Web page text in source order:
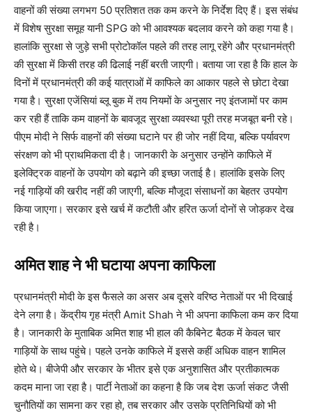
वाहनों की संख्या लगभग 50 प्रतिशत तक कम करने के निर्देश दिए हैं। इस संबंध
में विशेष सुरक्षा समूह यानी SPG को भी आवश्यक बदलाव करने को कहा गया है।
हालांकि सुरक्षा से जुड़े सभी प्रोटोकॉल पहले की तरह लागू रहेंगे और प्रधानमंत्री
की सुरक्षा में किसी तरह की ढिलाई नहीं बरती जाएगी। बताया जा रहा है कि हाल के
दिनों में प्रधानमंत्री की कई यात्राओं में काफिले का आकार पहले से छोटा देखा
गया है। सुरक्षा एजेंसियां ब्लू बुक में तय नियमों के अनुसार नए इंतजामों पर काम
कर रही हैं ताकि कम वाहनों के बावजूद सुरक्षा व्यवस्था पूरी तरह मजबूत बनी रहे।
पीएम मोदी ने सिर्फ वाहनों की संख्या घटाने पर ही जोर नहीं दिया, बल्कि पर्यावरण
संरक्षण को भी प्राथमिकता दी है। जानकारी के अनुसार उन्होंने काफिले में
इलेक्ट्रिक वाहनों के उपयोग को बढ़ाने की इच्छा जताई है। हालांकि इसके लिए
नई गाड़ियों की खरीद नहीं की जाएगी, बल्कि मौजूदा संसाधनों का बेहतर उपयोग
किया जाएगा। सरकार इसे खर्च में कटौती और हरित ऊर्जा दोनों से जोड़कर देख
रही है।
अमित शाह ने भी घटाया अपना काफिला
प्रधानमंत्री मोदी के इस फैसले का असर अब दूसरे वरिष्ठ नेताओं पर भी दिखाई
देने लगा है। केंद्रीय गृह मंत्री Amit Shah ने भी अपना काफिला कम कर दिया
है। जानकारी के मुताबिक अमित शाह भी हाल की कैबिनेट बैठक में केवल चार
गाड़ियों के साथ पहुंचे। पहले उनके काफिले में इससे कहीं अधिक वाहन शामिल
होते थे। बीजेपी और सरकार के भीतर इसे एक अनुशासित और प्रतीकात्मक
कदम माना जा रहा है। पार्टी नेताओं का कहना है कि जब देश ऊर्जा संकट जैसी
चुनौतियों का सामना कर रहा हो, तब सरकार और उसके प्रतिनिधियों को भी